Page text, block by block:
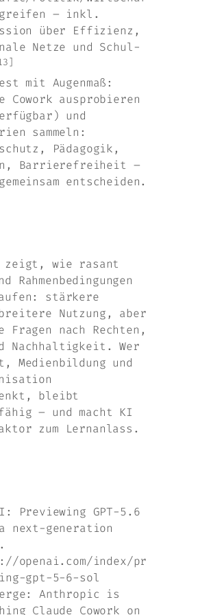
– inkl.
über Effizienz,
Netze und Schul-
mit Augenmaß:
Cowork ausprobieren
und
sammeln:
Pädagogik,
Barrierefreiheit –
entscheiden.
zeigt, wie rasant
Rahmenbedingungen
stärkere
Nutzung, aber
Fragen nach Rechten,
Nachhaltigkeit. Wer
Medienbildung und
bleibt
– und macht KI
zum Lernanlass.
Previewing GPT-5.6
next-generation
openai.com/index/pr
gpt-5-6-sol
Anthropic is
Claude Cowork on